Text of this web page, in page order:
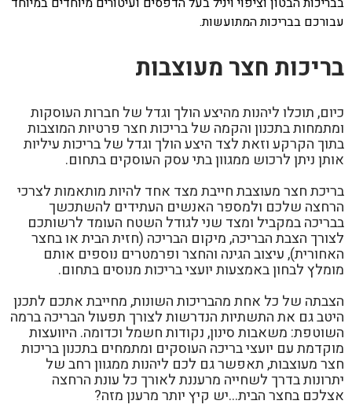
עבורכם בבריכות המתועשות.
בריכות חצר מעוצבות
כיום, תוכלו ליהנות מהיצע הולך וגדל של חברות העוסקות
ומתמחות בתכנון והקמה של בריכות חצר פרטיות המוצבות
בתוך הקרקע וזאת לצד היצע הולך וגדל של בריכות עיליות
אותן ניתן לרכוש ממגוון בתי עסק העוסקים בתחום.
בריכת חצר מעוצבת חייבת מצד אחד להיות מותאמות לצרכי
הרחצה שלכם ולמספר האנשים העתידים להשתכשך
בבריכה במקביל ומצד שני לגודל השטח העומד לרשותכם
לצורך הצבת הבריכה, מיקום הבריכה (חזית הבית או בחצר
האחורית), עיצוב הגינה והחצר ופרמטרים נוספים אותם
מומלץ לבחון באמצעות יועצי בריכות מנוסים בתחום.
הצבתה של כל אחת מהבריכות השונות, מחייבת אתכם לתכנן
היטב גם את התשתיות הנדרשות לצורך תפעול הבריכה ברמה
השוטפת: משאבות סינון, נקודות חשמל וכדומה. היוועצות
מוקדמת עם יועצי בריכה העוסקים ומתמחים בתכנון בריכות
חצר מעוצבות, תאפשר גם לכם ליהנות ממגוון רחב של
יתרונות בדרך לשחייה מרעננת לאורך כל עונת הרחצה
אצלכם בחצר הבית…יש קיץ יותר מרענן מזה?